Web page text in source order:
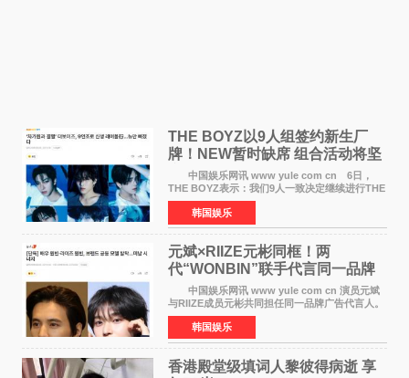
THE BOYZ以9人组签约新生厂
牌！NEW暂时缺席 组合活动将坚
定不移继续
中国娱乐网讯 www yule com cn 6日，
THE BOYZ表示：我们9人一致决定继续进行THE
BOYZ组合活动，并且已经完成了组合团体活动
签约。目前正在新生厂牌下进行活动准备。尚未
离开THE BOYZ原所
韩国娱乐
元斌×RIIZE元彬同框！两
代“WONBIN”联手代言同一品牌
颜值天花板合体
中国娱乐网讯 www yule com cn 演员元斌
与RIIZE成员元彬共同担任同一品牌广告代言人。
6日据独家报道，继演员元斌之后，RIIZE元彬最
近也被选为某在线中介平台A公司的共同广告代言
人，两人将作
韩国娱乐
香港殿堂级填词人黎彼得病逝 享